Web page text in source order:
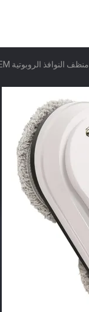
منظف النوافذ الروبوتية OEM صافي الحافة مع فرشاة لفة رذاذ المياه تنظيف المسار صافي الحافة